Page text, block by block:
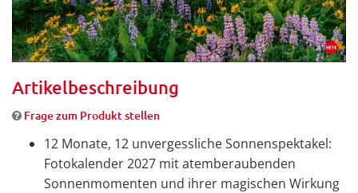
Artikelbeschreibung
Frage zum Produkt stellen
12 Monate, 12 unvergessliche Sonnenspektakel:
Fotokalender 2027 mit atemberaubenden
Sonnenmomenten und ihrer magischen Wirkung